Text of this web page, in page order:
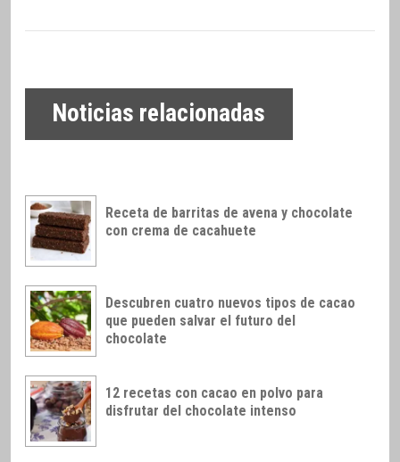
Noticias relacionadas
Receta de barritas de avena y chocolate
con crema de cacahuete
Descubren cuatro nuevos tipos de cacao
que pueden salvar el futuro del
chocolate
12 recetas con cacao en polvo para
disfrutar del chocolate intenso